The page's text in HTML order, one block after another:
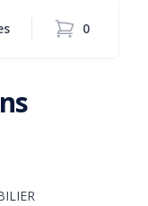
0
articles dans